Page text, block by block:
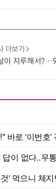
더보기
세 英 할머니, 비행기 날